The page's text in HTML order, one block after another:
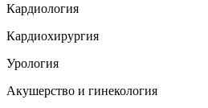
Кардиология
Кардиохирургия
Урология
Акушерство и гинекология